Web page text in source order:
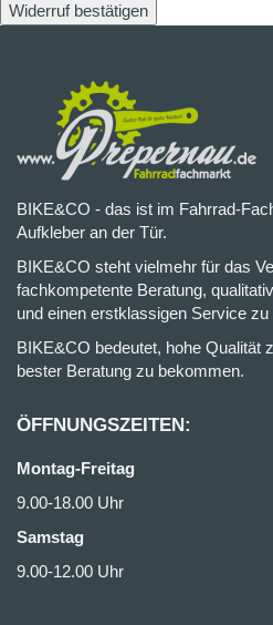
Widerruf bestätigen
BIKE&CO - das ist im Fahrrad-
Aufkleber an der Tür.
BIKE&CO steht vielmehr für das
fachkompetente Beratung,
und einen erstklassigen Service zu
BIKE&CO bedeutet, hohe Qualität
bester Beratung zu bekommen.
ÖFFNUNGSZEITEN:
Montag-Freitag
9.00-18.00 Uhr
Samstag
9.00-12.00 Uhr